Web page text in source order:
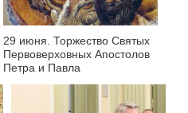
29 июня. Торжество Святых
Первоверховных Апостолов
Петра и Павла